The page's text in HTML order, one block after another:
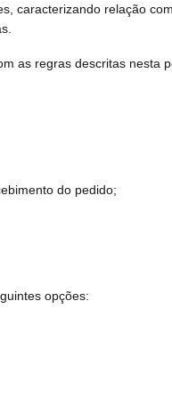
caracterizando relação
as regras descritas nesta
do pedido;
opções: